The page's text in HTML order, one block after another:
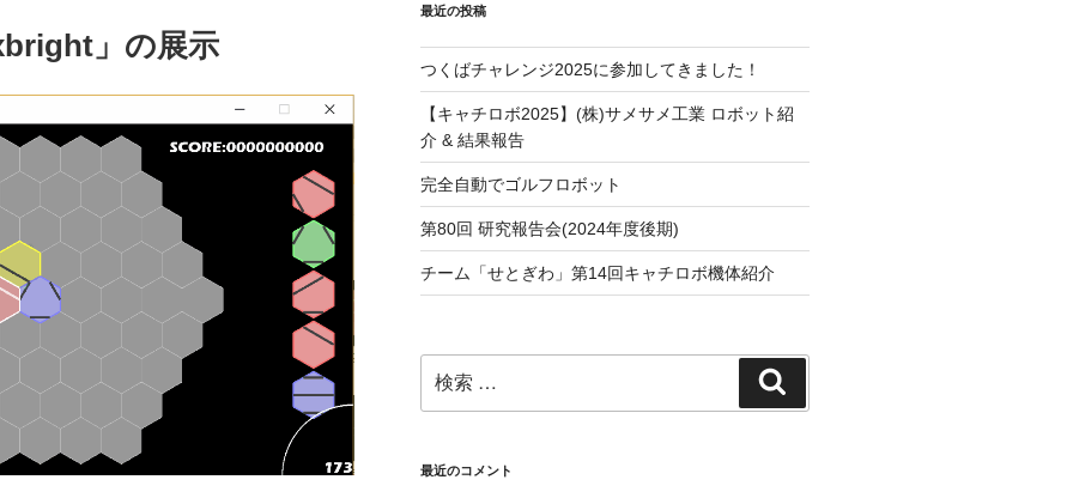
」の展示
最近の投稿
つくばチャレンジ2025に参加してきました！
【キャチロボ2025】(株)サメサメ工業 ロボット紹
介 & 結果報告
完全自動でゴルフロボット
第80回 研究報告会(2024年度後期)
チーム「せとぎわ」第14回キャチロボ機体紹介
索:
索
最近のコメント